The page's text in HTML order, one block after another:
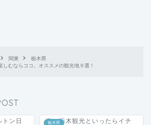
関東
栃木県
しむならココ。オススメの観光地９選！
ン日
栃木県
春の栃木観光といったらイチ